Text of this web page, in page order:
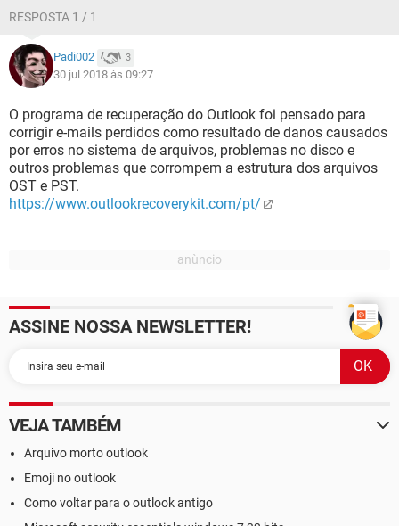
RESPOSTA 1 / 1
Padi002 3
30 jul 2018 às 09:27
O programa de recuperação do Outlook foi pensado para
corrigir e-mails perdidos como resultado de danos causados
por erros no sistema de arquivos, problemas no disco e
outros problemas que corrompem a estrutura dos arquivos
OST e PST.
https://www.outlookrecoverykit.com/pt/
ASSINE NOSSA NEWSLETTER!
VEJA TAMBÉM
Arquivo morto outlook
Emoji no outlook
Como voltar para o outlook antigo